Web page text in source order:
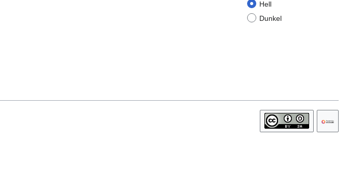
Hell
Dunkel